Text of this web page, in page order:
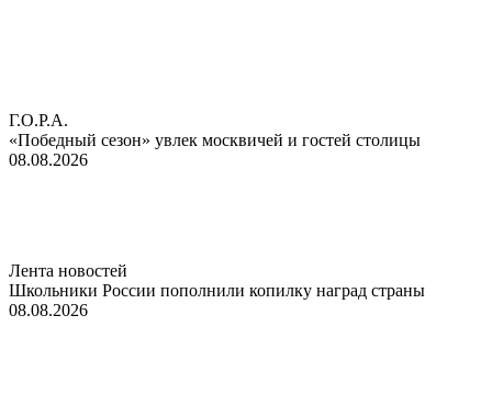
Г.О.Р.А.
«Победный сезон» увлек москвичей и гостей столицы
08.08.2026
Лента новостей
Школьники России пополнили копилку наград страны
08.08.2026